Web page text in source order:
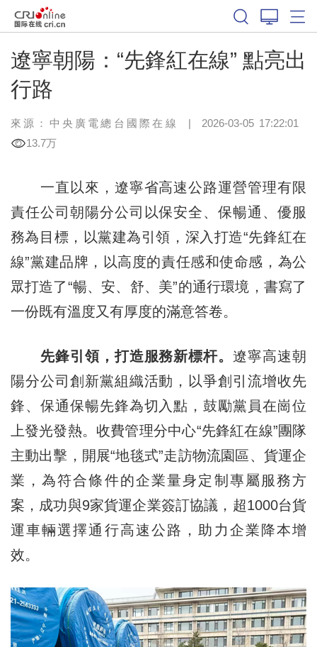
遼寧朝陽：“先鋒紅在線” 點亮出
行路
來源：中央廣電總台國際在線 | 2026-03-05 17:22:01
13.7万
一直以來，遼寧省高速公路運營管理有限
責任公司朝陽分公司以保安全、保暢通、優服
務為目標，以黨建為引領，深入打造“先鋒紅在
線”黨建品牌，以高度的責任感和使命感，為公
眾打造了“暢、安、舒、美”的通行環境，書寫了
一份既有溫度又有厚度的滿意答卷。
先鋒引領，打造服務新標杆。遼寧高速朝
陽分公司創新黨組織活動，以爭創引流增收先
鋒、保通保暢先鋒為切入點，鼓勵黨員在崗位
上發光發熱。收費管理分中心“先鋒紅在線”團隊
主動出擊，開展“地毯式”走訪物流園區、貨運企
業，為符合條件的企業量身定制專屬服務方
案，成功與9家貨運企業簽訂協議，超1000台貨
運車輛選擇通行高速公路，助力企業降本增
效。